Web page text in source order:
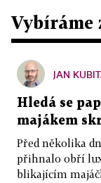
Vybíráme
JAN
Hledá se
majákem
Před několika
přihnalo obří
blikajícím